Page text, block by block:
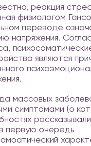
реакция
физиологом
переводе
напряжения.
являются
массовых
симптомами (о
первую очередь